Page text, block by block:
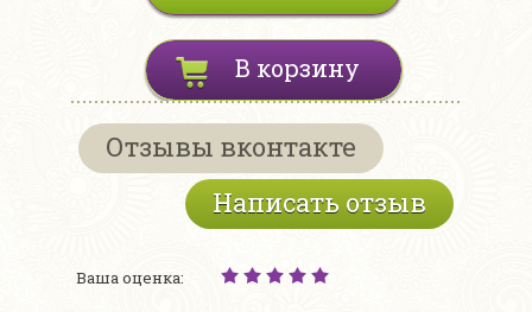
В корзину
Отзывы вконтакте
Написать отзыв
Ваша оценка: